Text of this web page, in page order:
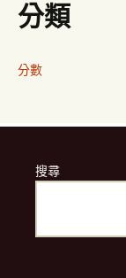
分類
分數
搜尋